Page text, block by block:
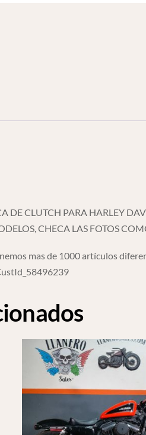
DE CLUTCH PARA HARLEY
CHECA LAS FOTOS
mas de 1000 artículos